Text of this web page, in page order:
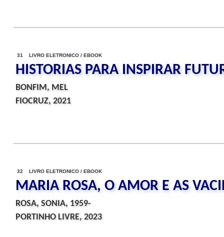
31 LIVRO ELETRONICO / EBOOK
HISTORIAS PARA INSPIRAR
BONFIM, MEL
FIOCRUZ, 2021
32 LIVRO ELETRONICO / EBOOK
MARIA ROSA, O AMOR E AS
ROSA, SONIA, 1959-
PORTINHO LIVRE, 2023